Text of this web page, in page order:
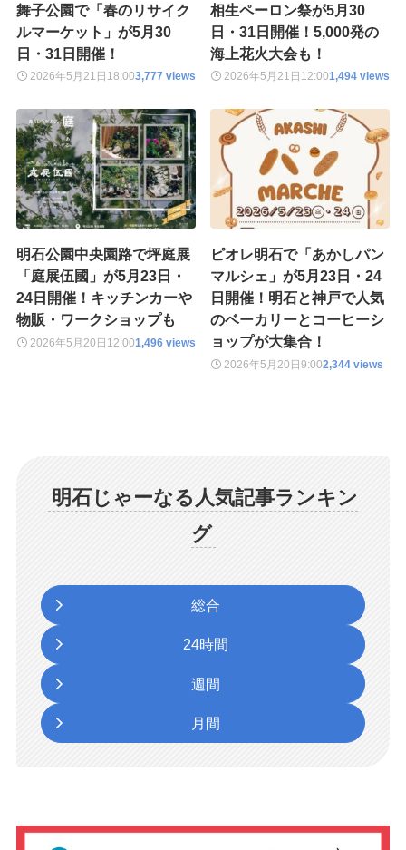
舞子公園で「春のリサイク
ルマーケット」が5月30
日・31日開催！
2026年5月21日 18:003,777 views
相生ペーロン祭が5月30
日・31日開催！5,000発の
海上花火大会も！
2026年5月21日 12:001,494 views
明石公園中央園路で坪庭展
「庭展伍國」が5月23日・
24日開催！キッチンカーや
物販・ワークショップも
2026年5月20日 12:001,496 views
ピオレ明石で「あかしパン
マルシェ」が5月23日・24
日開催！明石と神戸で人気
のベーカリーとコーヒーシ
ョップが大集合！
2026年5月20日9:002,344 views
明石じゃーなる人気記事ランキン
グ
総合
24時間
週間
月間